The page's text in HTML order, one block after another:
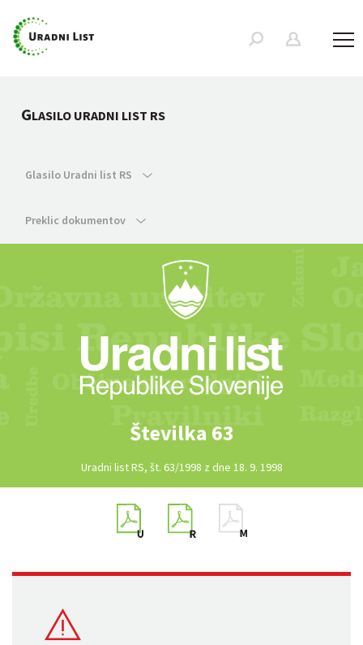
GLASILO URADNI LIST RS
Glasilo Uradni list RS
Preklic dokumentov
Številka 63
Uradni list RS, št. 63/1998 z dne 18. 9. 1998